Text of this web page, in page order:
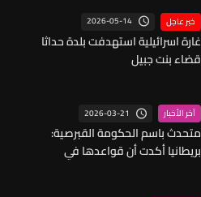
خبر عاجل 2026-05-14
غارة اسرائيلية استهدفت بلدة حداثا
قضاء بنت جبيل
آخر الأخبار 2026-03-21
متحدث باسم الحكومة القبرصية:
بريطانيا أكدت أن قواعدها في